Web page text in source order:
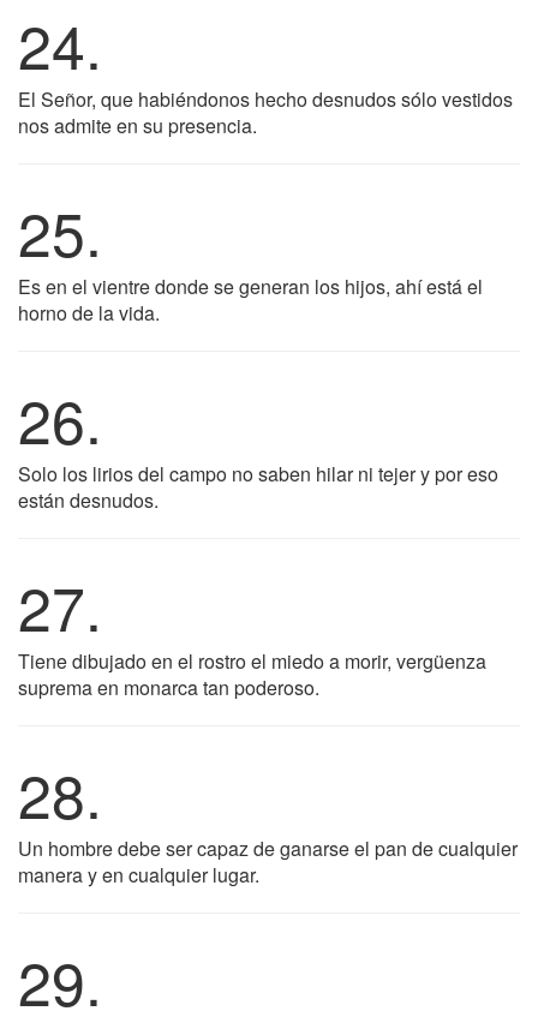
24.
El Señor, que habiéndonos hecho desnudos sólo vestidos
nos admite en su presencia.
25.
Es en el vientre donde se generan los hijos, ahí está el
horno de la vida.
26.
Solo los lirios del campo no saben hilar ni tejer y por eso
están desnudos.
27.
Tiene dibujado en el rostro el miedo a morir, vergüenza
suprema en monarca tan poderoso.
28.
Un hombre debe ser capaz de ganarse el pan de cualquier
manera y en cualquier lugar.
29.